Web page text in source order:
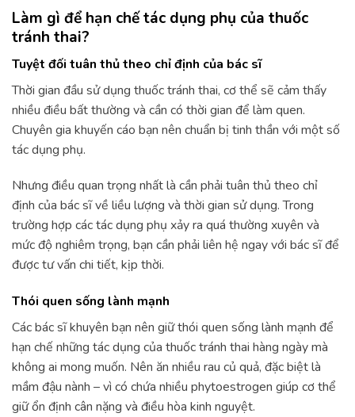
Làm gì để hạn chế tác dụng phụ của thuốc
tránh thai?
Tuyệt đối tuân thủ theo chỉ định của bác sĩ
Thời gian đầu sử dụng thuốc tránh thai, cơ thể sẽ cảm thấy
nhiều điều bất thường và cần có thời gian để làm quen.
Chuyên gia khuyến cáo bạn nên chuẩn bị tinh thần với một số
tác dụng phụ.
Nhưng điều quan trọng nhất là cần phải tuân thủ theo chỉ
định của bác sĩ về liều lượng và thời gian sử dụng. Trong
trường hợp các tác dụng phụ xảy ra quá thường xuyên và
mức độ nghiêm trọng, bạn cần phải liên hệ ngay với bác sĩ để
được tư vấn chi tiết, kịp thời.
Thói quen sống lành mạnh
Các bác sĩ khuyên bạn nên giữ thói quen sống lành mạnh để
hạn chế những tác dụng của thuốc tránh thai hàng ngày mà
không ai mong muốn. Nên ăn nhiều rau củ quả, đặc biệt là
mầm đậu nành – vì có chứa nhiều phytoestrogen giúp cơ thể
giữ ổn định cân nặng và điều hòa kinh nguyệt.